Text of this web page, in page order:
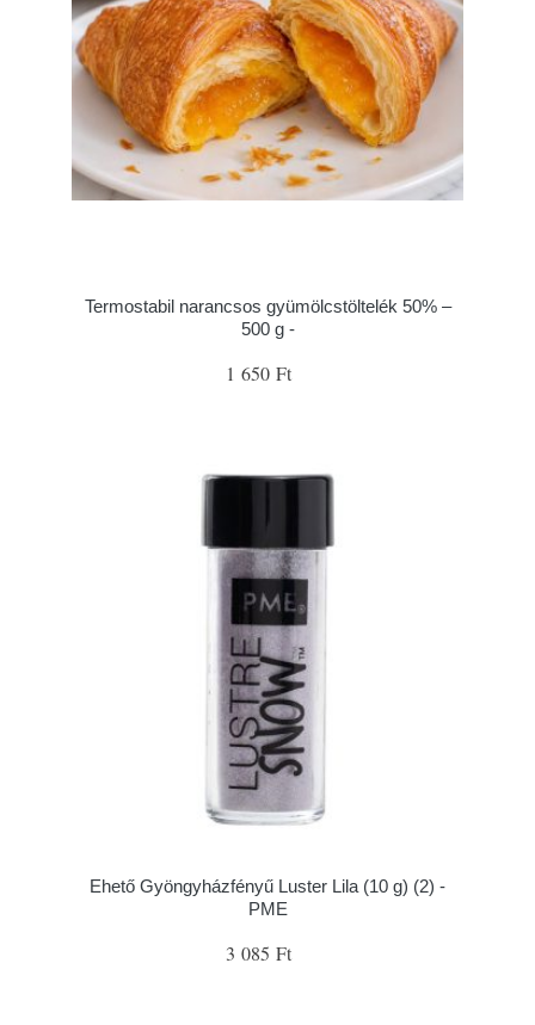
Termostabil narancsos gyümölcstöltelék 50% –
500 g -
1 650 Ft
Ehető Gyöngyházfényű Luster Lila (10 g) (2) -
PME
3 085 Ft